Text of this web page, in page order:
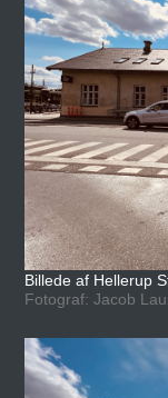
Billede af Hellerup
Fotograf: Jacob